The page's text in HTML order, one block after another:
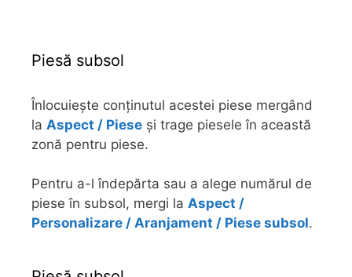
Piesă subsol
Înlocuiește conținutul acestei piese mergând
la Aspect / Piese și trage piesele în această
zonă pentru piese.
Pentru a-l îndepărta sau a alege numărul de
piese în subsol, mergi la Aspect /
Personalizare / Aranjament / Piese subsol.